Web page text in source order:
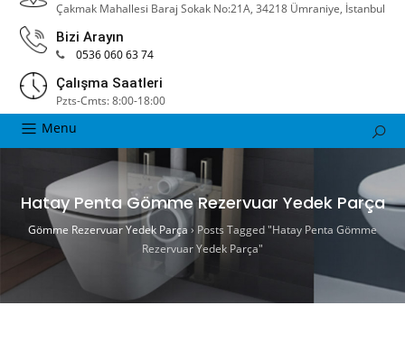
Çakmak Mahallesi Baraj Sokak No:21A, 34218 Ümraniye, İstanbul
Bizi Arayın
0536 060 63 74
Çalışma Saatleri
Pzts-Cmts: 8:00-18:00
Menu
Hatay Penta Gömme Rezervuar Yedek Parça
Gömme Rezervuar Yedek Parça › Posts Tagged "Hatay Penta Gömme
Rezervuar Yedek Parça"